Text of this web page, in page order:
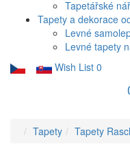
Tapetářské
Tapety a dekorace
Levné
Levné tapety
Wish List 0
Tapety Tapety